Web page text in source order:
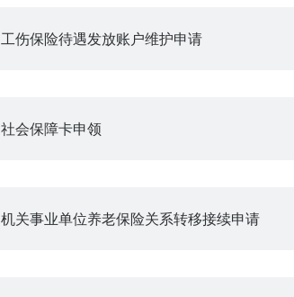
工伤保险待遇发放账户维护申请
社会保障卡申领
机关事业单位养老保险关系转移接续申请